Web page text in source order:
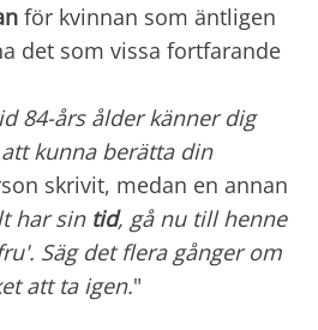
för kvinnan som äntligen
det som vissa fortfarande
84-års ålder känner dig
kunna berätta din
skrivit, medan en annan
har sintid, gå nu till henne
Säg det flera gånger om
att ta igen."